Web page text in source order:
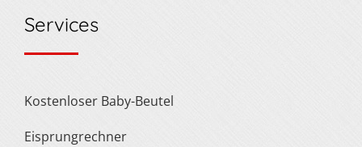
Services
Kostenloser Baby-Beutel
Eisprungrechner